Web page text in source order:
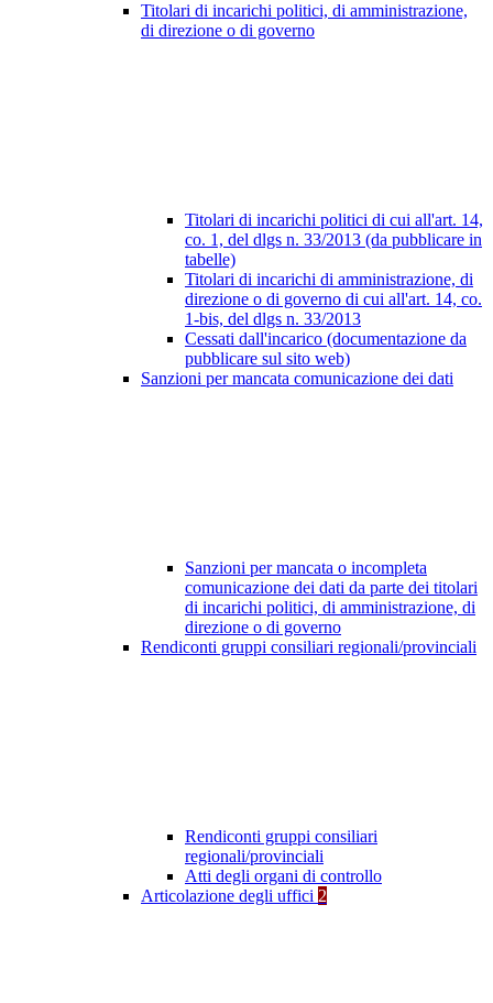
Titolari di incarichi politici, di amministrazione,
di direzione o di governo
Titolari di incarichi politici di cui all'art. 14,
co. 1, del dlgs n. 33/2013 (da pubblicare in
tabelle)
Titolari di incarichi di amministrazione, di
direzione o di governo di cui all'art. 14, co.
1-bis, del dlgs n. 33/2013
Cessati dall'incarico (documentazione da
pubblicare sul sito web)
Sanzioni per mancata comunicazione dei dati
Sanzioni per mancata o incompleta
comunicazione dei dati da parte dei titolari
di incarichi politici, di amministrazione, di
direzione o di governo
Rendiconti gruppi consiliari regionali/provinciali
Rendiconti gruppi consiliari
regionali/provinciali
Atti degli organi di controllo
Articolazione degli uffici 2